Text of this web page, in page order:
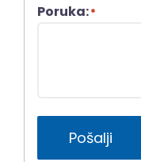
Poruka:*
Pošalji